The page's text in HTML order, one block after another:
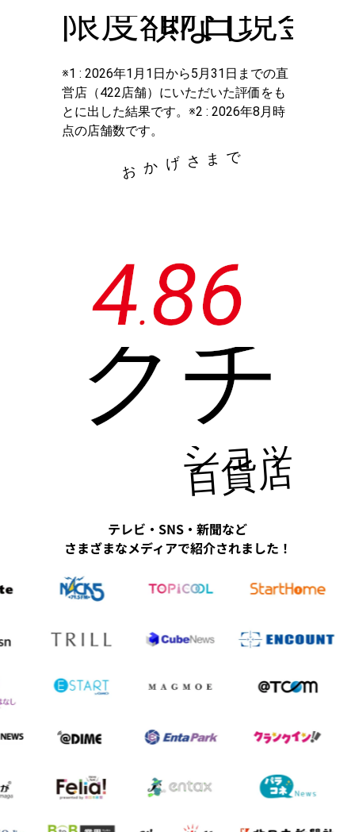
限度額なし
即日現金
※1 : 2026年1月1日から5月31日までの直
営店（422店舗）にいただいた評価をも
とに出した結果です。※2 : 2026年8月時
点の店舗数です。
お か げ さ ま で
4.86
クチ
ショッピ
百貨店に
テレビ・SNS・新聞など
さまざまなメディアで紹介されました！